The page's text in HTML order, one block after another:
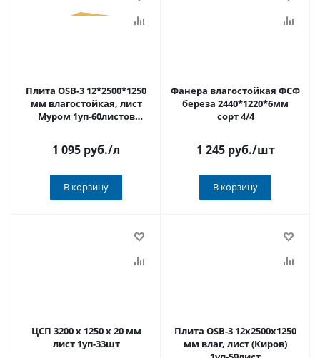
Плита OSB-3 12*2500*1250
мм влагостойкая, лист
Муром 1уп-60листов
1 095 руб./л
В корзину
Фанера влагостойкая ФСФ
береза 2440*1220*6мм
сорт 4/4
1 245 руб./шт
В корзину
ЦСП 3200 х 1250 х 20 мм
лист 1уп-33шт
Плита OSB-3 12х2500х1250
мм влаг, лист (Киров)